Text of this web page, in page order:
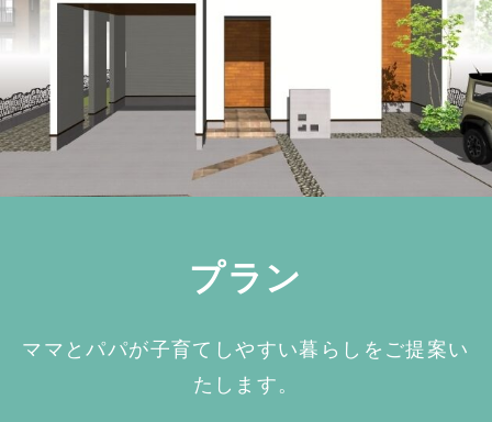
プラン
ママとパパが子育てしやすい暮らしをご提案い
たします。